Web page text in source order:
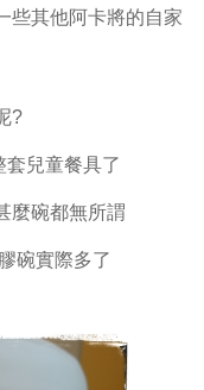
些其他阿卡將的自家
?
兒童餐具了
麼碗都無所謂
碗實際多了